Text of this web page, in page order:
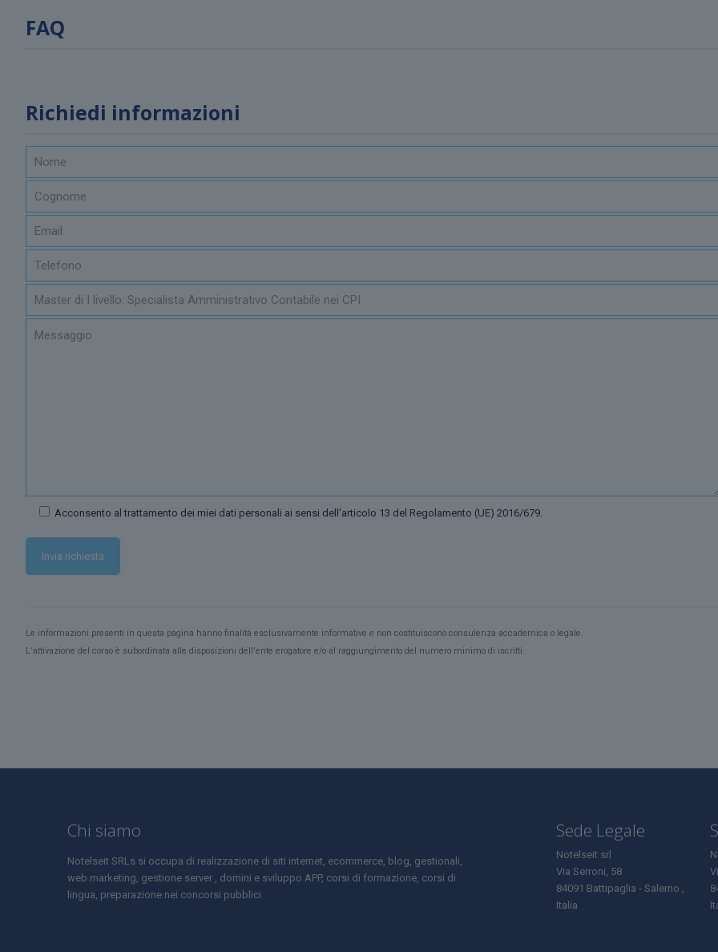
FAQ
Richiedi informazioni
Acconsento al trattamento dei miei dati personali ai sensi dell'articolo 13 del Regolamento (UE) 2016/679.
Le informazioni presenti in questa pagina hanno finalità esclusivamente informative e non costituiscono consulenza accademica o legale.
L’attivazione del corso è subordinata alle disposizioni dell’ente erogatore e/o al raggiungimento del numero minimo di iscritti.
Chi siamo
Notelseit SRLs si occupa di realizzazione di siti internet, ecommerce, blog, gestionali,
web marketing, gestione server , domini e sviluppo APP, corsi di formazione, corsi di
lingua, preparazione nei concorsi pubblici
Sede Legale
Notelseit srl
Via Serroni, 58
84091 Battipaglia - Salerno ,
Italia